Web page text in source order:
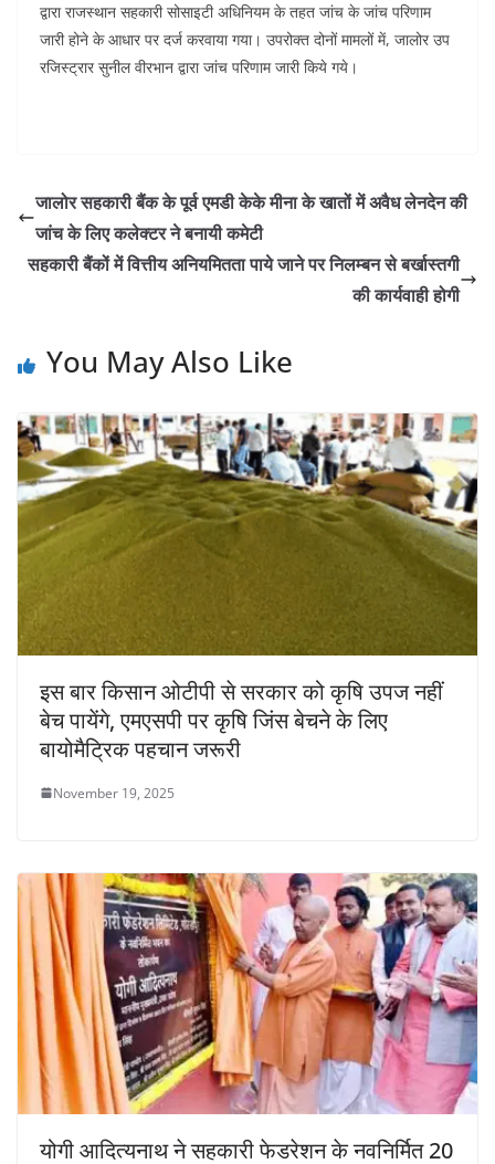
द्वारा राजस्थान सहकारी सोसाइटी अधिनियम के तहत जांच के जांच परिणाम
जारी होने के आधार पर दर्ज करवाया गया। उपरोक्त दोनों मामलों में, जालोर उप
रजिस्ट्रार सुनील वीरभान द्वारा जांच परिणाम जारी किये गये।
जालोर सहकारी बैंक के पूर्व एमडी केके मीना के खातों में अवैध लेनदेन की
जांच के लिए कलेक्टर ने बनायी कमेटी
सहकारी बैंकों में वित्तीय अनियमितता पाये जाने पर निलम्बन से बर्खास्तगी
की कार्यवाही होगी
You May Also Like
इस बार किसान ओटीपी से सरकार को कृषि उपज नहीं
बेच पायेंगे, एमएसपी पर कृषि जिंस बेचने के लिए
बायोमैट्रिक पहचान जरूरी
November 19, 2025
योगी आदित्यनाथ ने सहकारी फेडरेशन के नवनिर्मित 20